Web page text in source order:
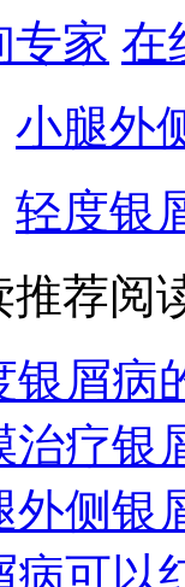
专家 在
小腿外
轻度银
推荐阅
银屑病
治疗银
外侧银
病可以